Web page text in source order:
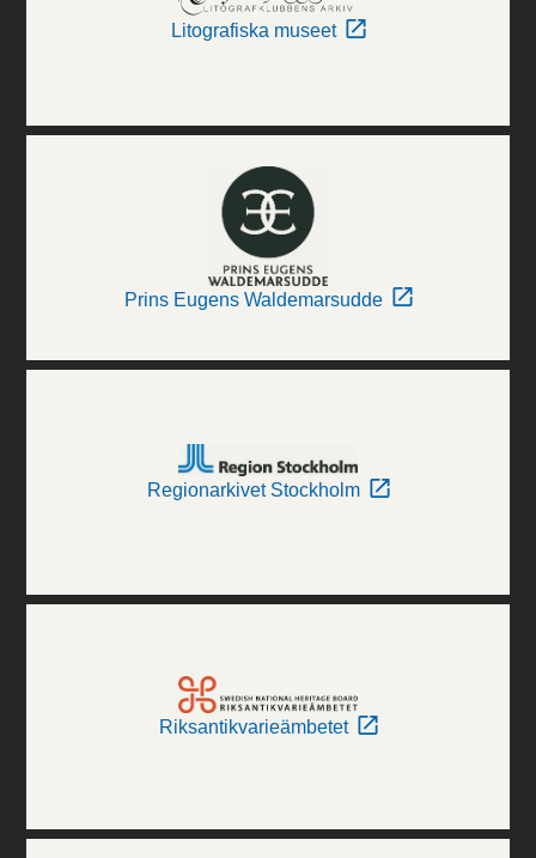
Litografiska museet
Prins Eugens Waldemarsudde
Regionarkivet Stockholm
Riksantikvarieämbetet